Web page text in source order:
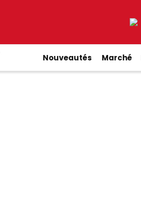
Nouveautés Marché